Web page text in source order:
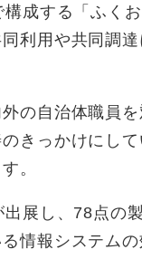
成する「ふく
利用や共同調
の自治体職員
きっかけにし
。
展し、78点の
情報システム